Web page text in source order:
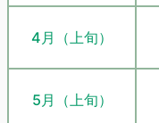
4月（上旬）
5月（上旬）